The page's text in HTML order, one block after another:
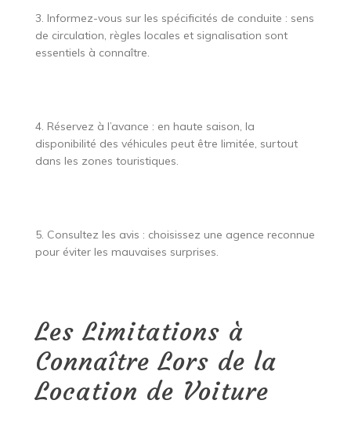
3. Informez-vous sur les spécificités de conduite : sens
de circulation, règles locales et signalisation sont
essentiels à connaître.
4. Réservez à l’avance : en haute saison, la
disponibilité des véhicules peut être limitée, surtout
dans les zones touristiques.
5. Consultez les avis : choisissez une agence reconnue
pour éviter les mauvaises surprises.
Les Limitations à
Connaître Lors de la
Location de Voiture